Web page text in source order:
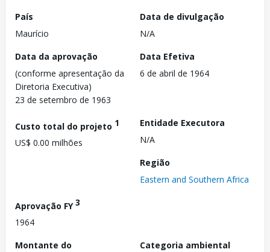
País
Maurício
Data de divulgação
N/A
Data da aprovação
(conforme apresentação da
Diretoria Executiva)
23 de setembro de 1963
Data Efetiva
6 de abril de 1964
Custo total do projeto 1
US$ 0.00 milhões
Entidade Executora
N/A
Região
Eastern and Southern Africa
Aprovação FY3
1964
Montante do
Categoria ambiental